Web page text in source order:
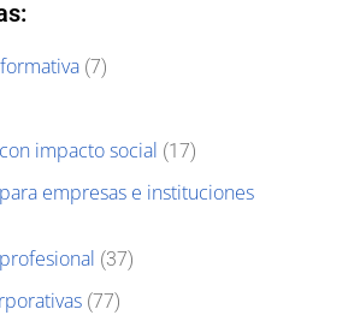
(7)
impacto social (17)
empresas e instituciones
(37)
(77)